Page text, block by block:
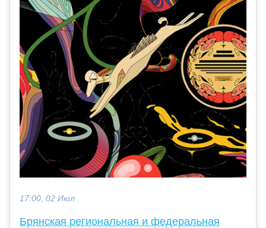
17:00, 02 Июл
Брянская региональная и федеральная